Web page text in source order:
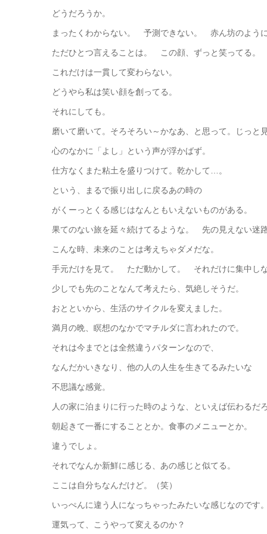
どうだろうか。
まったくわからない。 予測できない。 赤ん坊のように
ただひとつ言えることは。 この顔、ずっと笑ってる。
これだけは一貫して変わらない。
どうやら私は笑い顔を創ってる。
それにしても。
磨いて磨いて。そろそろい～かなあ、と思って。じっと見
心のなかに「よし」という声が浮かばず。
仕方なくまた粘土を盛りつけて。乾かして…。
という、まるで振り出しに戻るあの時の
がくーっとくる感じはなんともいえないものがある。
果てのない旅を延々続けてるような。 先の見えない迷路
こんな時、未来のことは考えちゃダメだな。
手元だけを見て。 ただ動かして。 それだけに集中しな
少しでも先のことなんて考えたら、気絶しそうだ。
おとといから、生活のサイクルを変えました。
満月の晩、瞑想のなかでマチルダに言われたので。
それは今までとは全然違うパターンなので、
なんだかいきなり、他の人の人生を生きてるみたいな
不思議な感覚。
人の家に泊まりに行った時のような、といえば伝わるだろ
朝起きて一番にすることとか。食事のメニューとか。
違うでしょ。
それでなんか新鮮に感じる、あの感じと似てる。
ここは自分ちなんだけど。（笑）
いっぺんに違う人になっちゃったみたいな感じなのです。
運気って、こうやって変えるのか？